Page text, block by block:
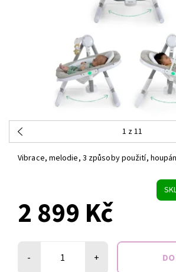
1 z 11
Vibrace, melodie, 3 způsoby použití,
2 899 Kč
- +